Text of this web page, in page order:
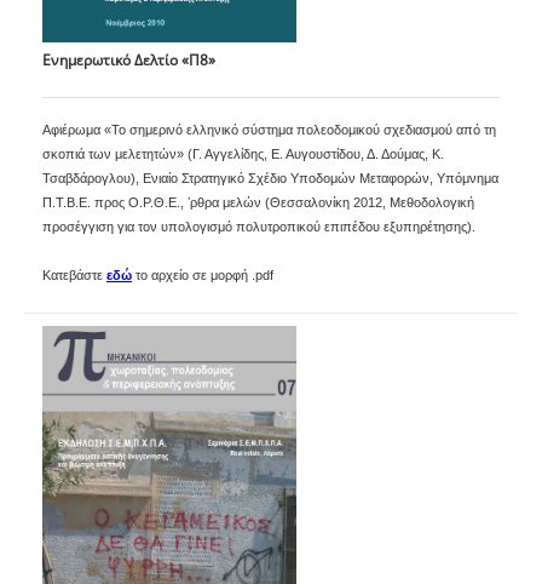
Ενημερωτικό Δελτίο «Π8»
Αφιέρωμα «Το σημερινό ελληνικό σύστημα πολεοδομικού σχεδιασμού από τη
σκοπιά των μελετητών» (Γ. Αγγελίδης, Ε. Αυγουστίδου, Δ. Δούμας, Κ.
Τσαβδάρογλου), Ενιαίο Στρατηγικό Σχέδιο Υποδομών Μεταφορών, Υπόμνημα
Π.Τ.Β.Ε. προς Ο.Ρ.Θ.Ε., ʼρθρα μελών (Θεσσαλονίκη 2012, Μεθοδολογική
προσέγγιση για τον υπολογισμό πολυτροπικού επιπέδου εξυπηρέτησης).
Κατεβάστε εδώ το αρχείο σε μορφή .pdf